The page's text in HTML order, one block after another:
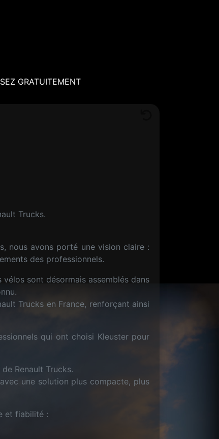
GRATUITEMENT
Trucks.
nous avons porté une vision claire :
des professionnels.
sont désormais assemblés dans
Trucks en France, renforçant ainsi
qui ont choisi Kleuster pour
Renault Trucks.
une solution plus compacte, plus
et fiabilité :